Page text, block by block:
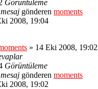
Görüntüleme
gönderen moments
2008, 19:04
» 14 Eki 2008, 19:02
Görüntüleme
gönderen moments
2008, 19:02